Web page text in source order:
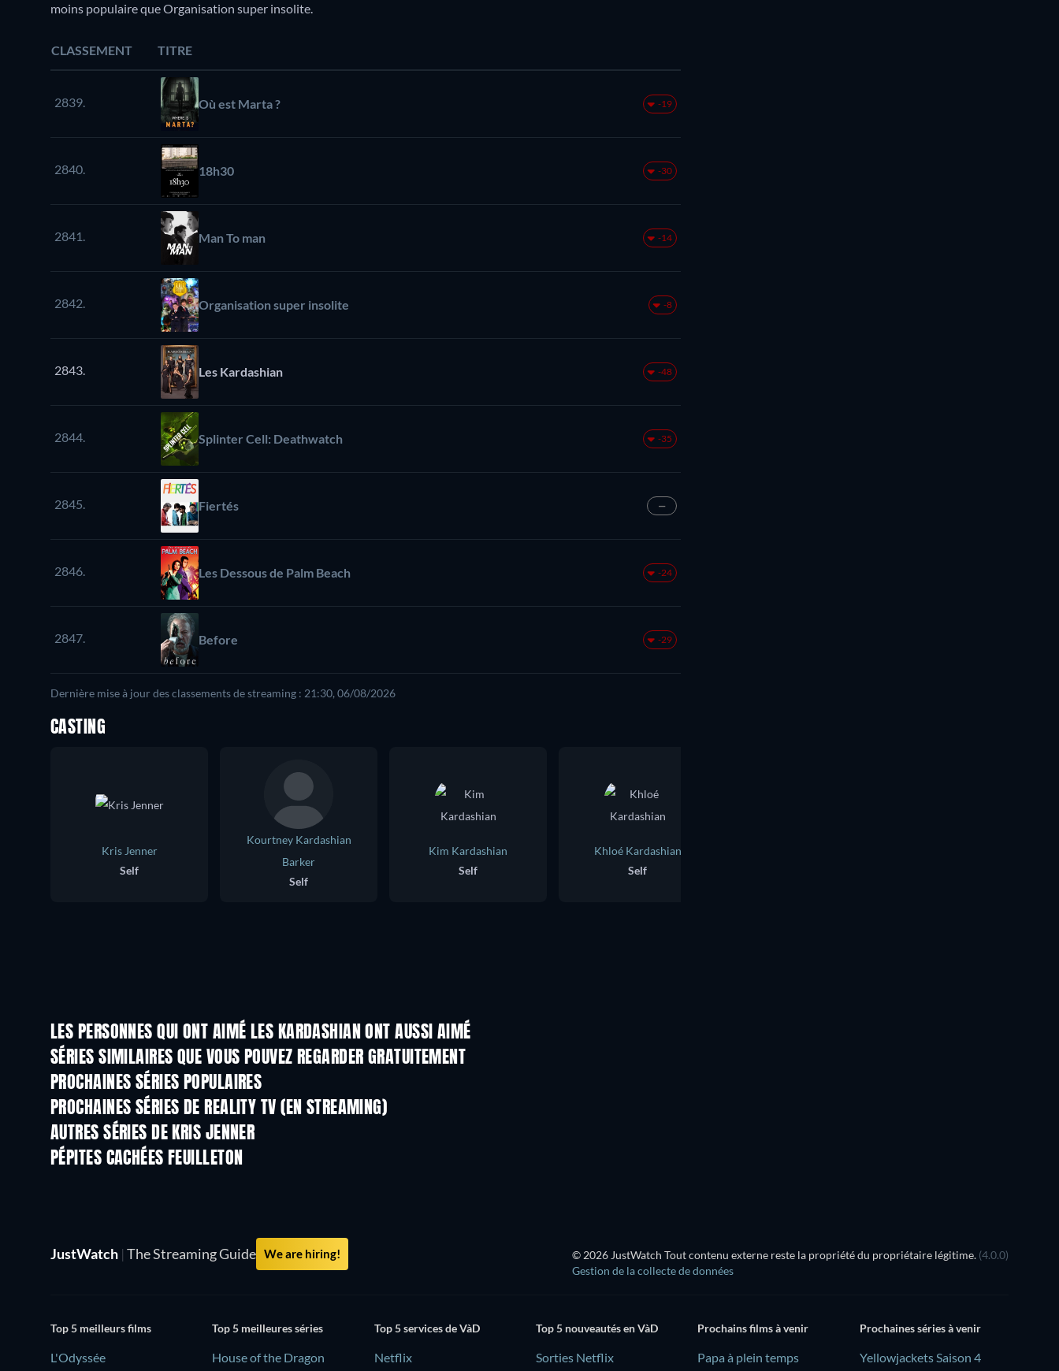
moins populaire que Organisation super insolite.
CLASSEMENT TITRE
2839. Où est Marta ? -19
2840. 18h30 -30
2841. Man To man -14
2842. Organisation super insolite -8
2843. Les Kardashian -48
2844. Splinter Cell: Deathwatch -35
2845. Fiertés —
2846. Les Dessous de Palm Beach -24
2847. Before -29
Dernière mise à jour des classements de streaming : 21:30, 06/08/2026
CASTING
Kris Jenner
Self
Kourtney Kardashian
Barker
Self
Kim Kardashian
Self
Khloé Kardashian
Self
LES PERSONNES QUI ONT AIMÉ LES KARDASHIAN ONT AUSSI AIMÉ
Série
SÉRIES SIMILAIRES QUE VOUS POUVEZ REGARDER GRATUITEMENT
Série Série
PROCHAINES SÉRIES POPULAIRES
Série
PROCHAINES SÉRIES DE REALITY TV (EN STREAMING)
Saison 3 Saison 1
AUTRES SÉRIES DE KRIS JENNER
Série
PÉPITES CACHÉES FEUILLETON
Série
JustWatch | The Streaming Guide We are hiring! © 2026 JustWatch Tout contenu externe reste la propriété du propriétaire légitime. (4.0.0)
Gestion de la collecte de données
Top 5 meilleurs films
L'Odyssée
Top 5 meilleures séries
House of the Dragon
Top 5 services de VàD
Netflix
Top 5 nouveautés en VàD
Sorties Netflix
Prochains films à venir
‎Papa à plein temps
Prochaines séries à venir
Yellowjackets Saison 4